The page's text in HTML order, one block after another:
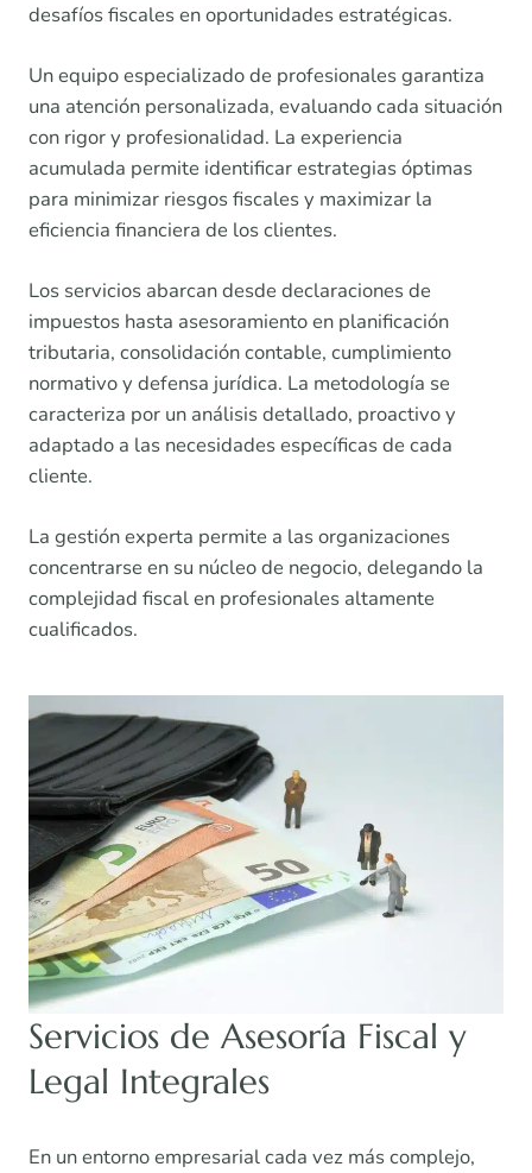
desafíos fiscales en oportunidades estratégicas.
Un equipo especializado de profesionales garantiza
una atención personalizada, evaluando cada situación
con rigor y profesionalidad. La experiencia
acumulada permite identificar estrategias óptimas
para minimizar riesgos fiscales y maximizar la
eficiencia financiera de los clientes.
Los servicios abarcan desde declaraciones de
impuestos hasta asesoramiento en planificación
tributaria, consolidación contable, cumplimiento
normativo y defensa jurídica. La metodología se
caracteriza por un análisis detallado, proactivo y
adaptado a las necesidades específicas de cada
cliente.
La gestión experta permite a las organizaciones
concentrarse en su núcleo de negocio, delegando la
complejidad fiscal en profesionales altamente
cualificados.
Servicios de Asesoría Fiscal y
Legal Integrales
En un entorno empresarial cada vez más complejo,